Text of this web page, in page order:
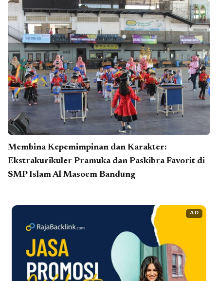
Membina Kepemimpinan dan Karakter:
Ekstrakurikuler Pramuka dan Paskibra Favorit di
SMP Islam Al Masoem Bandung
AD